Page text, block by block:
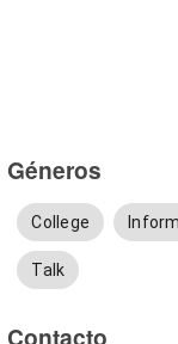
Géneros
College
Talk